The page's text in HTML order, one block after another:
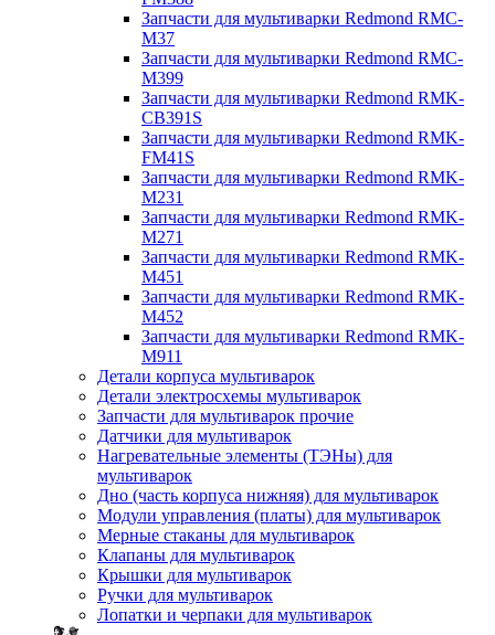
Запчасти для мультиварки Redmond RMC-
M37
Запчасти для мультиварки Redmond RMC-
M399
Запчасти для мультиварки Redmond RMK-
CB391S
Запчасти для мультиварки Redmond RMK-
FM41S
Запчасти для мультиварки Redmond RMK-
M231
Запчасти для мультиварки Redmond RMK-
M271
Запчасти для мультиварки Redmond RMK-
M451
Запчасти для мультиварки Redmond RMK-
M452
Запчасти для мультиварки Redmond RMK-
M911
Детали корпуса мультиварок
Детали электросхемы мультиварок
Запчасти для мультиварок прочие
Датчики для мультиварок
Нагревательные элементы (ТЭНы) для
мультиварок
Дно (часть корпуса нижняя) для мультиварок
Модули управления (платы) для мультиварок
Мерные стаканы для мультиварок
Клапаны для мультиварок
Крышки для мультиварок
Ручки для мультиварок
Лопатки и черпаки для мультиварок